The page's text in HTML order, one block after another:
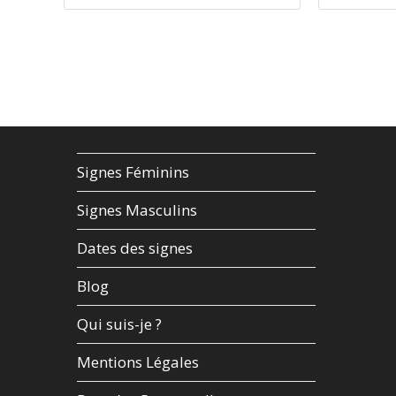
your
your
Signes Féminins
Signes Masculins
Dates des signes
Blog
Qui suis-je ?
Mentions Légales